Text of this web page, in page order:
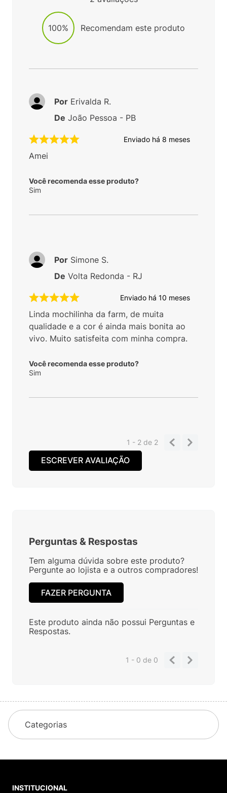
100% Recomendam este produto
Enviado há 8 meses
Amei
Você recomenda esse produto?
Sim
Por Erivalda R.
De João Pessoa - PB
Enviado há 10 meses
Linda mochilinha da farm, de muita
qualidade e a cor é ainda mais bonita ao
vivo. Muito satisfeita com minha compra.
Você recomenda esse produto?
Sim
Por Simone S.
De Volta Redonda - RJ
1 - 2de 2
ESCREVER AVALIAÇÃO
Perguntas & Respostas
Tem alguma dúvida sobre este produto?
Pergunte ao lojista e a outros compradores!
FAZER PERGUNTA
Este produto ainda não possui Perguntas e
Respostas.
1 - 0de 0
Categorias
INSTITUCIONAL